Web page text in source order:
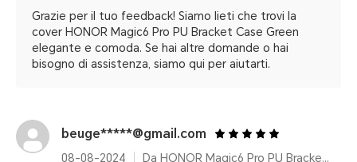
Grazie per il tuo feedback! Siamo lieti che trovi la
cover HONOR Magic6 Pro PU Bracket Case Green
elegante e comoda. Se hai altre domande o hai
bisogno di assistenza, siamo qui per aiutarti.
beuge*****@gmail.com
08-08-2024
Da HONOR Magic6 Pro PU Bracket Case Black